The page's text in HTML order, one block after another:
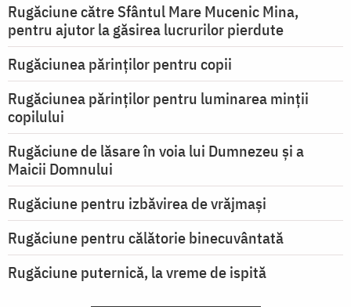
Rugăciune către Sfântul Mare Mucenic Mina,
pentru ajutor la găsirea lucrurilor pierdute
Rugăciunea părinților pentru copii
Rugăciunea părinților pentru luminarea minţii
copilului
Rugăciune de lăsare în voia lui Dumnezeu şi a
Maicii Domnului
Rugăciune pentru izbăvirea de vrăjmași
Rugăciune pentru călătorie binecuvântată
Rugăciune puternică, la vreme de ispită